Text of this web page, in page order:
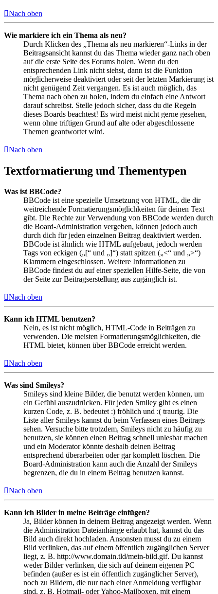
Nach oben
Wie markiere ich ein Thema als neu?
Durch Klicken des „Thema als neu markieren“-Links in der
Beitragsansicht kannst du das Thema wieder ganz nach oben
auf die erste Seite des Forums holen. Wenn du den
entsprechenden Link nicht siehst, dann ist die Funktion
möglicherweise deaktiviert oder seit der letzten Markierung ist
nicht genügend Zeit vergangen. Es ist auch möglich, das
Thema nach oben zu holen, indem du einfach eine Antwort
darauf schreibst. Stelle jedoch sicher, dass du die Regeln
dieses Boards beachtest! Es wird meist nicht gerne gesehen,
wenn ohne triftigen Grund auf alte oder abgeschlossene
Themen geantwortet wird.
Nach oben
Textformatierung und Thementypen
Was ist BBCode?
BBCode ist eine spezielle Umsetzung von HTML, die dir
weitreichende Formatierungsmöglichkeiten für deinen Text
gibt. Die Rechte zur Verwendung von BBCode werden durch
die Board-Administration vergeben, können jedoch auch
durch dich für jeden einzelnen Beitrag deaktiviert werden.
BBCode ist ähnlich wie HTML aufgebaut, jedoch werden
Tags von eckigen („[“ und „]“) statt spitzen („<“ und „>“)
Klammern eingeschlossen. Weitere Informationen zu
BBCode findest du auf einer speziellen Hilfe-Seite, die von
der Seite zur Beitragserstellung aus zugänglich ist.
Nach oben
Kann ich HTML benutzen?
Nein, es ist nicht möglich, HTML-Code in Beiträgen zu
verwenden. Die meisten Formatierungsmöglichkeiten, die
HTML bietet, können über BBCode erreicht werden.
Nach oben
Was sind Smileys?
Smileys sind kleine Bilder, die benutzt werden können, um
ein Gefühl auszudrücken. Für jeden Smiley gibt es einen
kurzen Code, z. B. bedeutet :) fröhlich und :( traurig. Die
Liste aller Smileys kannst du beim Verfassen eines Beitrags
sehen. Versuche bitte trotzdem, Smileys nicht zu häufig zu
benutzen, sie können einen Beitrag schnell unlesbar machen
und ein Moderator könnte deshalb deinen Beitrag
entsprechend überarbeiten oder gar komplett löschen. Die
Board-Administration kann auch die Anzahl der Smileys
begrenzen, die du in einem Beitrag benutzen kannst.
Nach oben
Kann ich Bilder in meine Beiträge einfügen?
Ja, Bilder können in deinem Beitrag angezeigt werden. Wenn
die Administration Dateianhänge erlaubt hat, kannst du das
Bild auch direkt hochladen. Ansonsten musst du zu einem
Bild verlinken, das auf einem öffentlich zugänglichen Server
liegt, z. B. http://www.domain.tld/mein-bild.gif. Du kannst
weder Bilder verlinken, die sich auf deinem eigenen PC
befinden (außer es ist ein öffentlich zugänglicher Server),
noch zu Bildern, die nur nach einer Anmeldung verfügbar
sind, z. B. Hotmail- oder Yahoo-Mailboxen, mit einem